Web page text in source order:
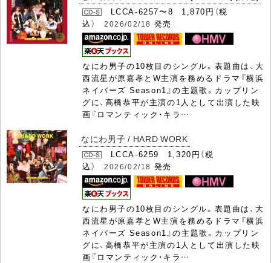
LCCA-6257〜8 1,870円（税
込） 2026/02/18 発売
なにわ男子の10枚目のシングル。表題曲は、大
西流星が原嘉孝とW主演を務めるドラマ『横浜
ネイバーズ Season1』の主題歌。カップリン
グに、高橋恭平が主演の1人として出演した映
画『ロマンティック・キラ…
なにわ男子 / HARD WORK
LCCA-6259 1,320円（税
込） 2026/02/18 発売
なにわ男子の10枚目のシングル。表題曲は、大
西流星が原嘉孝とW主演を務めるドラマ『横浜
ネイバーズ Season1』の主題歌。カップリン
グに、高橋恭平が主演の1人として出演した映
画『ロマンティック・キラ…